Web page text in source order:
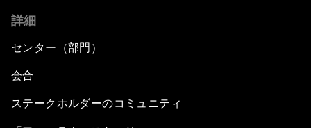
詳細
センター（部門）
会合
ステークホルダーのコミュニティ